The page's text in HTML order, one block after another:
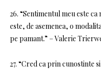
26. “Sentimentul meu este
este, de asemenea, o
pe pamant.” – Valerie
27. “Cred ca prin cunostinte